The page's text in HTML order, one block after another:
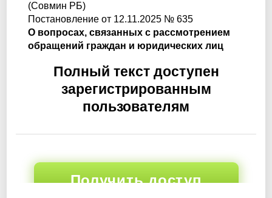
(Совмин РБ)
Постановление от 12.11.2025 № 635
О вопросах, связанных с рассмотрением
обращений граждан и юридических лиц
Полный текст доступен
зарегистрированным
пользователям
Получить доступ